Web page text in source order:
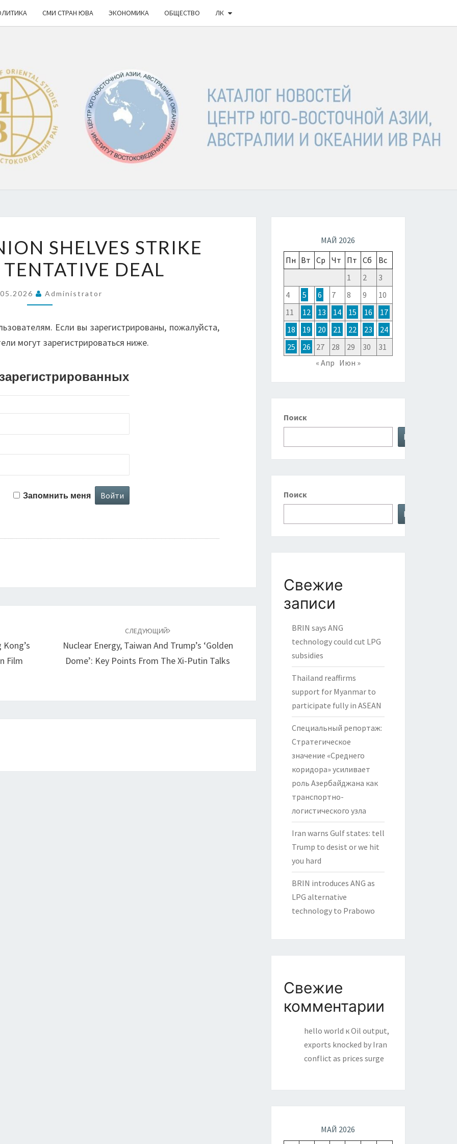
СМИ СТРАН ЮВА ЭКОНОМИКА ОБЩЕСТВО ЛК
КАТАЛОГ
НОВОСТЕЙ
ВОСТОЧНОЙ
АЗИИ,
АВСТРАЛИИ
И ОКЕАНИИ
ИВ
РАН
UNION
SHELVES
STRIKE
PLAN
TENTATIVE
DEAL
SHELVES STRIKE
DEAL
Administrator
Если вы зарегистрированы, пожалуйста,
могут зарегистрироваться ниже.
Запомнить меня
Kong’s
Film
СЛЕДУЮЩИЙ
Nuclear Energy, Taiwan And Trump’s ‘Golden
Dome’: Key Points From The Xi-Putin Talks
МАЙ 2026
Пн Вт Ср Чт Пт Сб
Вс
1
2
3
4
5 6 7 8 9
10
11
12 13 14 15 16
17
18
19 20 21 22 23
24
25
26 27 28 29 30
31
« Апр Июн »
Поиск
Поиск
Поиск
Поиск
Свежие
записи
BRIN says ANG
technology could cut LPG
subsidies
Thailand reaffirms
support for Myanmar to
participate fully in ASEAN
Специальный репортаж:
Стратегическое
значение «Среднего
коридора» усиливает
роль Азербайджана как
транспортно-
логистического узла
Iran warns Gulf states: tell
Trump to desist or we hit
you hard
BRIN introduces ANG as
LPG alternative
technology to Prabowo
Свежие
комментарии
hello world кOil output,
exports knocked by Iran
conflict as prices surge
МАЙ 2026